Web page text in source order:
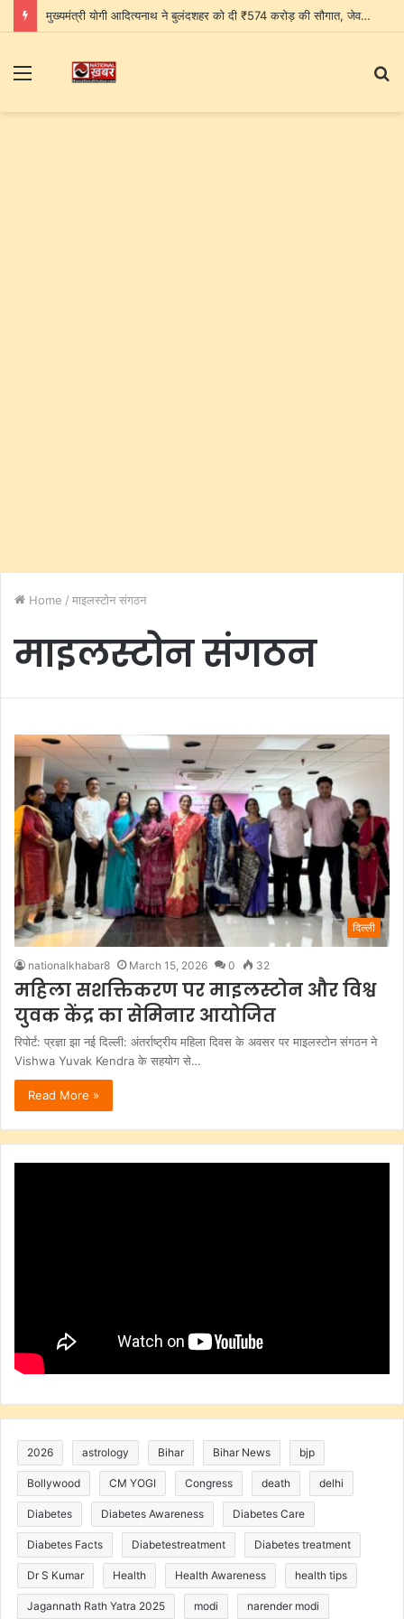
मुख्यमंत्री योगी आदित्यनाथ ने बुलंदशहर को दी ₹574 करोड़ की सौगात, जेवर एयरपोर्ट को बताया पश्चिमी यूपी के विकास का नया द्वार
Menu
Home / माइलस्टोन संगठन
माइलस्टोन संगठन
दिल्ली
nationalkhabar8 March 15, 2026 0 32
महिला सशक्तिकरण पर माइलस्टोन और विश्व
युवक केंद्र का सेमिनार आयोजित
रिपोर्ट: प्रज्ञा झा नई दिल्ली: अंतर्राष्ट्रीय महिला दिवस के अवसर पर माइलस्टोन संगठन ने
Vishwa Yuvak Kendra के सहयोग से…
Read More »
2026 astrology Bihar Bihar News bjp
Bollywood CM YOGI Congress death delhi
Diabetes Diabetes Awareness Diabetes Care
Diabetes Facts Diabetestreatment Diabetes treatment
Dr S Kumar Health Health Awareness health tips
Jagannath Rath Yatra 2025 modi narender modi